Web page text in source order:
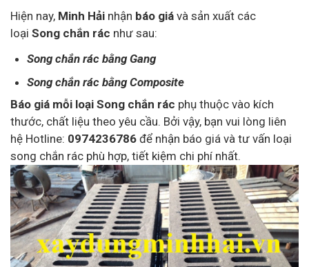
Hiện nay, Minh Hải nhận báo giá và sản xuất các
loại Song chắn rác như sau:
Song chắn rác bằng Gang
Song chắn rác bằng Composite
Báo giá mỗi loại Song chắn rác phụ thuộc vào kích
thước, chất liệu theo yêu cầu. Bởi vậy, bạn vui lòng liên
hệ Hotline: 0974236786 để nhận báo giá và tư vấn loại
song chắn rác phù hợp, tiết kiệm chi phí nhất.